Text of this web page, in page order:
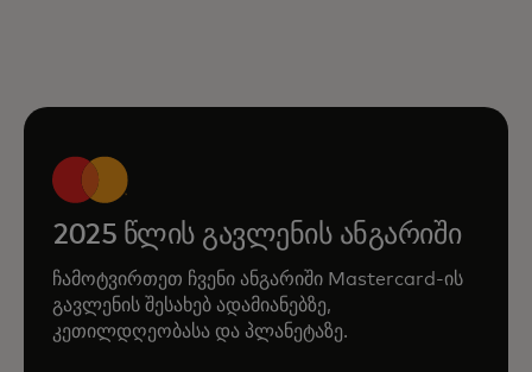
2025 წლის გავლენის ანგარიში
ჩამოტვირთეთ ჩვენი ანგარიში Mastercard-ის
გავლენის შესახებ ადამიანებზე,
კეთილდღეობასა და პლანეტაზე.